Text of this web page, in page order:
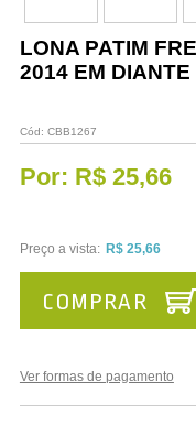
Promoções
LONA PATIM
2014 EM
Cód: CBB1267
Por: R$ 25,66
Preço a vista: R$ 25,66
Ver formas de pagamento
COMPRAR